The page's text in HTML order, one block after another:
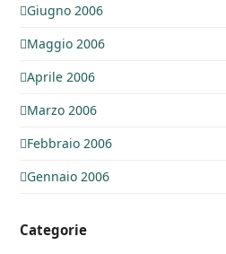
Giugno 2006
Maggio 2006
Aprile 2006
Marzo 2006
Febbraio 2006
Gennaio 2006
Categorie